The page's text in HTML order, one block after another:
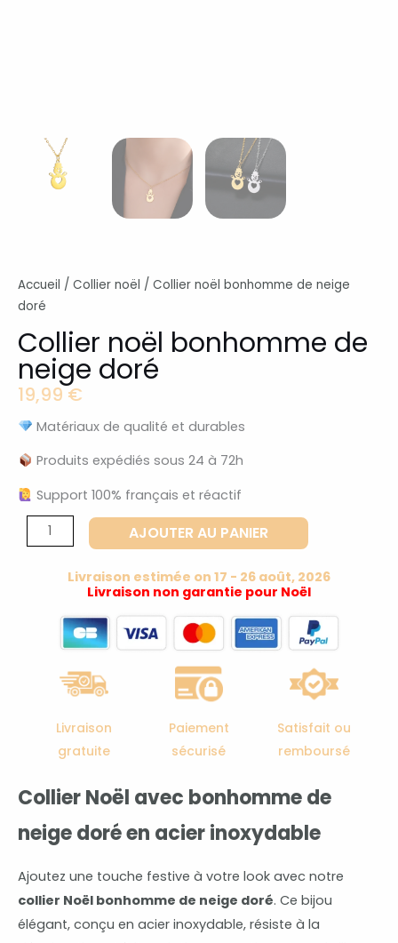
Accueil / Collier noël / Collier noël bonhomme de neige
doré
Collier noël bonhomme de
neige doré
19,99€
Matériaux de qualité et durables
Produits expédiés sous 24 à 72h
Support 100% français et réactif
AJOUTER AU PANIER
Livraison estimée on 17 - 26 août, 2026
Livraison non garantie pour Noël
Livraison
gratuite
Paiement
sécurisé
Satisfait ou
remboursé
Collier Noël avec bonhomme de
neige doré en acier inoxydable
Ajoutez une touche festive à votre look avec notre
collier Noël bonhomme de neige doré. Ce bijou
élégant, conçu en acier inoxydable, résiste à la